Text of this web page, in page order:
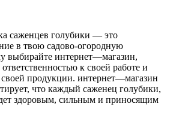
саженцев голубики — это
в твою садово-огородную
выбирайте интернет—магазин,
к своей работе и
своей продукции. интернет—магазин
что каждый саженец голубики,
здоровым, сильным и приносящим